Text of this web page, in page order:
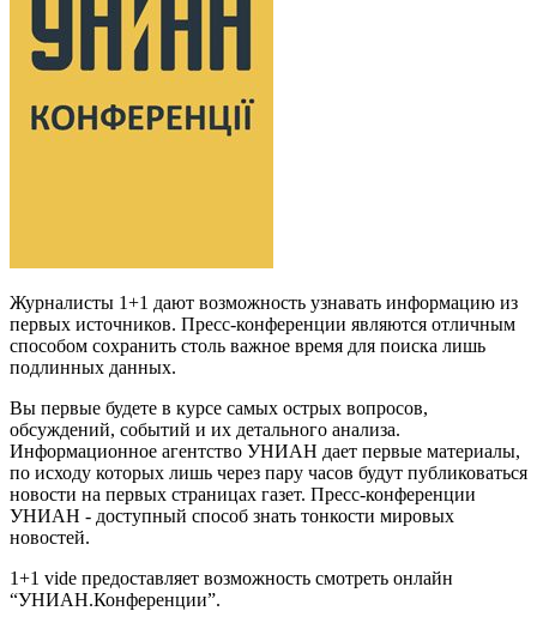
Журналисты 1+1 дают возможность узнавать информацию из
первых источников. Пресс-конференции являются отличным
способом сохранить столь важное время для поиска лишь
подлинных данных.
Вы первые будете в курсе самых острых вопросов,
обсуждений, событий и их детального анализа.
Информационное агентство УНИАН дает первые материалы,
по исходу которых лишь через пару часов будут публиковаться
новости на первых страницах газет. Пресс-конференции
УНИАН - доступный способ знать тонкости мировых
новостей.
1+1 vide предоставляет возможность смотреть онлайн
“УНИАН.Конференции”.